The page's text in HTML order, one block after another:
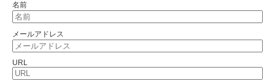
名前
メールアドレス
URL